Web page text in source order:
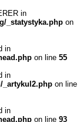
in
_statystyka.php on
in
on line 55
in
on line
in
on line 93